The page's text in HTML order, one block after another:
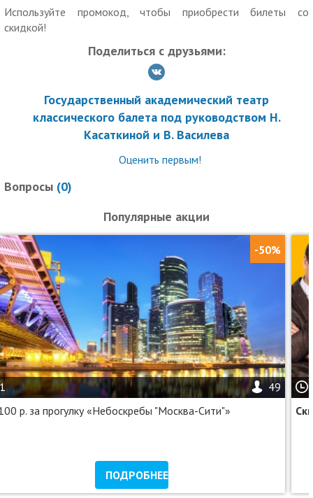
Используйте промокод, чтобы приобрести билеты со
скидкой!
Поделиться с друзьями:
Государственный академический театр
классического балета под руководством Н.
Касаткиной и В. Василева
Оценить первым!
Вопросы (0)
Популярные акции
-50%
1
49
р. за прогулку «Небоскребы "Москва-Сити"»
ПОДРОБНЕЕ